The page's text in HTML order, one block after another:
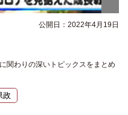
公開日：2022年4月19日
関わりの深いトピックスをまとめ
政